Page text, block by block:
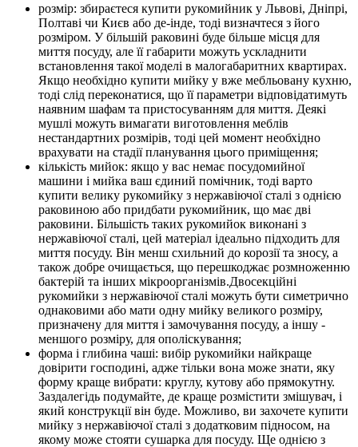
розмір: збираєтеся купити рукомийник у Львові, Дніпрі,
Полтаві чи Києв або де-інде, тоді визначтеся з його
розміром. У більшій раковині буде більше місця для
миття посуду, але її габарити можуть ускладнити
встановлення такої моделі в малогабаритних квартирах.
Якщо необхідно купити мийку у вже мебльовану кухню,
тоді слід переконатися, що її параметри відповідатимуть
наявним шафам та пристосуванням для миття. Деякі
мушлі можуть вимагати виготовлення меблів
нестандартних розмірів, тоді цей момент необхідно
врахувати на стадії планування цього приміщення;
кількість мийок: якщо у вас немає посудомийної
машини і мийка ваш єдиний помічник, тоді варто
купити велику рукомийку з нержавіючої сталі з однією
раковиною або придбати рукомийник, що має дві
раковини. Більшість таких рукомийок виконані з
нержавіючої сталі, цей матеріал ідеально підходить для
миття посуду. Він менш схильний до корозії та зносу, а
також добре очищається, що перешкоджає розмноженню
бактерій та інших мікроорганізмів.Двосекційні
рукомийки з нержавіючої сталі можуть бути симетрично
однаковими або мати одну мийку великого розміру,
призначену для миття і замочування посуду, а іншу -
меншого розміру, для ополіскування;
форма і глибина чаші: вибір рукомийки найкраще
довірити господині, адже тільки вона може знати, яку
форму краще вибрати: круглу, кутову або прямокутну.
Заздалегідь подумайте, де краще розмістити змішувач, і
який конструкції він буде. Можливо, ви захочете купити
мийку з нержавіючої сталі з додатковим підносом, на
якому може стояти сушарка для посуду. Ще однією з